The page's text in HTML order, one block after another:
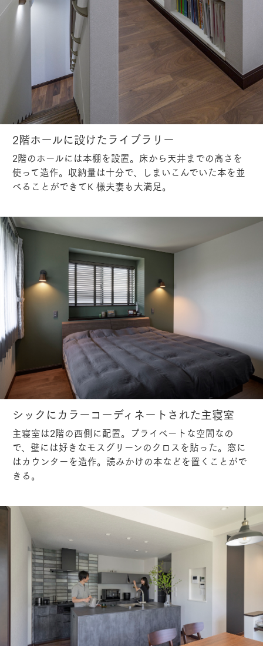
2階ホールに設けたライブラリー
2階のホールには本棚を設置。床から天井までの高さを
使って造作。収納量は十分で、しまいこんでいた本を並
べることができてK 様夫妻も大満足。
シックにカラーコーディネートされた主寝室
主寝室は2階の西側に配置。プライベートな空間なの
で、壁には好きなモスグリーンのクロスを貼った。窓に
はカウンターを造作。読みかけの本などを置くことがで
きる。